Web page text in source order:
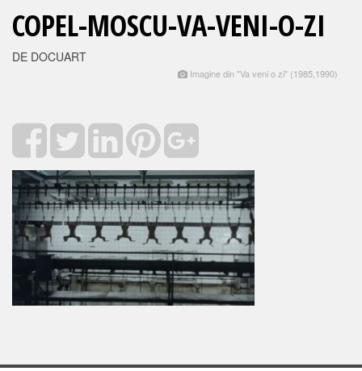
COPEL-MOSCU-VA-VENI-O-ZI
DE DOCUART
Imagine din "Va veni o zi" (1985,1990)